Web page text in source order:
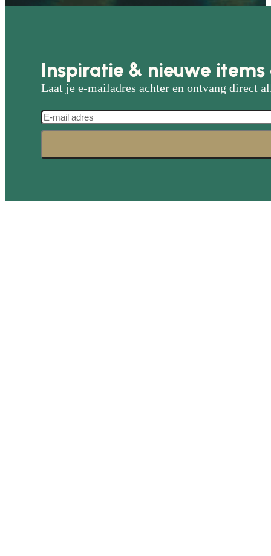
Inspiratie & nieuwe
Laat je e-mailadres achter en ontvang direct